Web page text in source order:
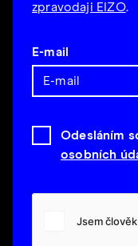
zpravodaji EIZO.
E-mail
Odesláním
osobních